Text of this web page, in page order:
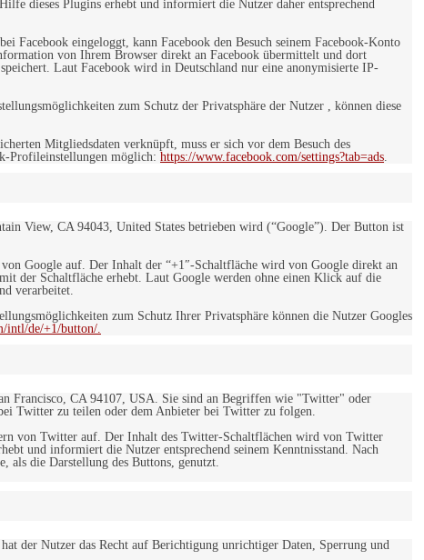
dieses Plugins erhebt und informiert die Nutzer daher entsprechend
Facebook eingeloggt, kann Facebook den Besuch seinem Facebook-Konto
von Ihrem Browser direkt an Facebook übermittelt und dort
Laut Facebook wird in Deutschland nur eine anonymisierte IP-
zum Schutz der Privatsphäre der Nutzer , können diese
Mitgliedsdaten verknüpft, muss er sich vor dem Besuch des
Profileinstellungen möglich: https://www.facebook.com/settings?tab=ads.
View, CA 94043, United States betrieben wird (“Google”). Der Button ist
Google auf. Der Inhalt der “+1″-Schaltfläche wird von Google direkt an
der Schaltfläche erhebt. Laut Google werden ohne einen Klick auf die
verarbeitet.
zum Schutz Ihrer Privatsphäre können die Nutzer Googles
intl/de/+1/button/.
Francisco, CA 94107, USA. Sie sind an Begriffen wie "Twitter" oder
Twitter zu teilen oder dem Anbieter bei Twitter zu folgen.
von Twitter auf. Der Inhalt des Twitter-Schaltflächen wird von Twitter
und informiert die Nutzer entsprechend seinem Kenntnisstand. Nach
als die Darstellung des Buttons, genutzt.
der Nutzer das Recht auf Berichtigung unrichtiger Daten, Sperrung und